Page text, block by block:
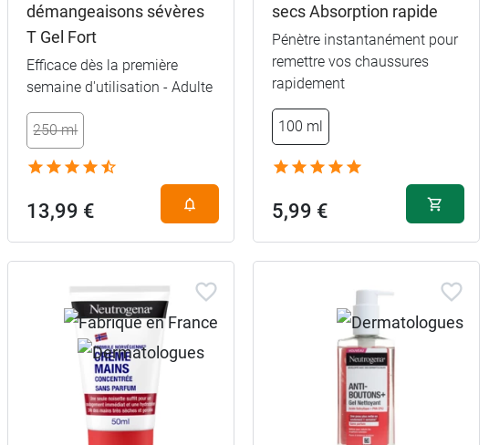
démangeaisons sévères
T Gel Fort
Efficace dès la première
semaine d'utilisation - Adulte
250 ml
13,99 €
secs Absorption rapide
Pénètre instantanément pour
remettre vos chaussures
rapidement
100 ml
5,99 €